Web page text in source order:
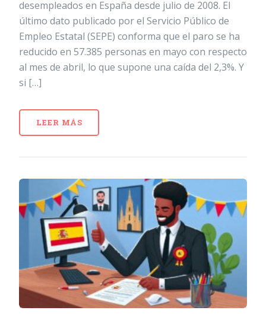
desempleados en España desde julio de 2008. El
último dato publicado por el Servicio Público de
Empleo Estatal (SEPE) conforma que el paro se ha
reducido en 57.385 personas en mayo con respecto
al mes de abril, lo que supone una caída del 2,3%. Y
si […]
LEER MÁS